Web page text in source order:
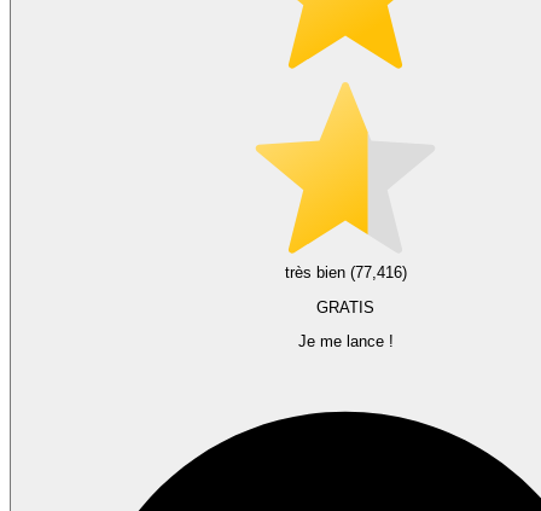
très bien (77,416)
GRATIS
Je me lance !